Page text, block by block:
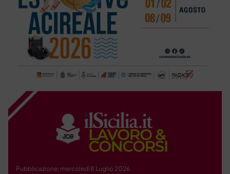
Pubblicazione: mercoledì 8 Luglio 2026